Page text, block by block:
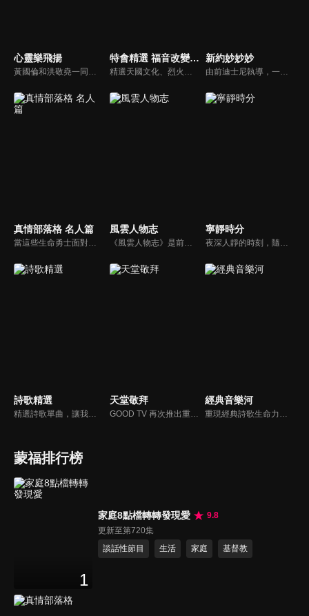
心靈樂飛揚
黃國倫和洪敬堯一同至心靈樂飛揚分享流行音樂和詩歌的不同處，兩人在節目中更分享影響他們或深具意義的歌曲，節目中演唱了我願意、每天愛你多一些、眼淚、愛是最美的事情、不住感謝不停讚美、愛常常喜樂等動人好聽的歌曲。
特會精選 福音改變一切的大能
精選天國文化、烈火特會、超自然大能與使徒性教會等特會，幫助我們更加明白神的心意，好讓我們的生命能走在神的道路上進入命定。
新約妙妙妙
由前迪士尼執導，一部傳述耶穌生平與門徒故事的動畫系列影片。故事背景均在兩千年前，雖然年代久遠，但是人類對生命的詮釋與內在真正的基本需求，卻始終未曾改變。人物性格、劇情、遭遇等情境雖然與今日景況相異，但是故事背後同樣都有一個亙古不移的共同主題－愛，以及關於愛的圓滿落實。
真情部落格 名人篇
當這些生命勇士面對自己生命中的難題時，選擇靠著信靠耶穌來勇敢勝過，這些可愛的基督徒們，願意把自己生命裡最黑暗軟弱的一面和大家分享，為的就是將來自天上那最美好的福分帶給人們，每一個有血有淚的生命見證，都是最震撼人心的蛻變，最深刻的真實。
風雲人物志
《風雲人物志》是前迪士尼導演執導的名人故事系列，讓孩子從世界名人身上學會堅持夢想、永不放棄。透過每一集完整介紹，不但可以幫助小朋友看見這些名人在各領域如何奉獻一生、造福人群，還能激勵他們效法美好的品德，進一步啟發他們對傳記文學的閱讀興趣。
寧靜時分
夜深人靜的時刻，隨著音樂的流轉，帶領我們更深的摸著主。
詩歌精選
精選詩歌單曲，讓我們獻上全心全人的敬拜。
天堂敬拜
GOOD TV 再次推出重量級音樂節目《天堂敬拜》，匯集當代知名音樂人，在敬拜水流中引領觀眾經歷神的同在。期盼觀眾收看時，神的同在降臨、聖靈充滿；透過音樂成為橋樑，讓神同在的氛圍，吸引非基督徒渴望認識神，得著救恩。
經典音樂河
重現經典詩歌生命力，讓您在歌中感受上帝亙古榮耀作為和救贖大恩。
蒙福排行榜
1
家庭8點檔轉轉發現愛
9.8
更新至第720集
談話性節目
生活 家庭 基督教